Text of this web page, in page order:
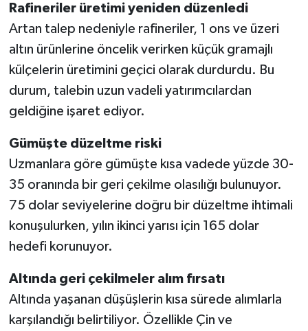
Rafineriler üretimi yeniden düzenledi
Artan talep nedeniyle rafineriler, 1 ons ve üzeri
altın ürünlerine öncelik verirken küçük gramajlı
külçelerin üretimini geçici olarak durdurdu. Bu
durum, talebin uzun vadeli yatırımcılardan
geldiğine işaret ediyor.
Gümüşte düzeltme riski
Uzmanlara göre gümüşte kısa vadede yüzde 30-
35 oranında bir geri çekilme olasılığı bulunuyor.
75 dolar seviyelerine doğru bir düzeltme ihtimali
konuşulurken, yılın ikinci yarısı için 165 dolar
hedefi korunuyor.
Altında geri çekilmeler alım fırsatı
Altında yaşanan düşüşlerin kısa sürede alımlarla
karşılandığı belirtiliyor. Özellikle Çin ve